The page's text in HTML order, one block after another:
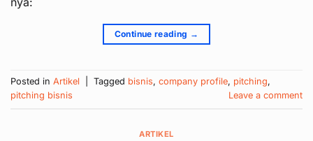
Continue reading →
Posted in Artikel Tagged bisnis, company profile, pitching,
pitching bisnis
Leave a comment
ARTIKEL